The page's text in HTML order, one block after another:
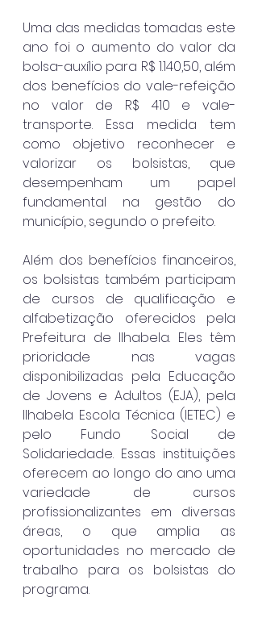
Uma das medidas tomadas este
ano foi o aumento do valor da
bolsa-auxílio para R$ 1.140,50, além
dos benefícios do vale-refeição
no valor de R$ 410 e vale-
transporte. Essa medida tem
como objetivo reconhecer e
valorizar os bolsistas, que
desempenham um papel
fundamental na gestão do
município, segundo o prefeito.
Além dos benefícios financeiros,
os bolsistas também participam
de cursos de qualificação e
alfabetização oferecidos pela
Prefeitura de Ilhabela. Eles têm
prioridade nas vagas
disponibilizadas pela Educação
de Jovens e Adultos (EJA), pela
Ilhabela Escola Técnica (IETEC) e
pelo Fundo Social de
Solidariedade. Essas instituições
oferecem ao longo do ano uma
variedade de cursos
profissionalizantes em diversas
áreas, o que amplia as
oportunidades no mercado de
trabalho para os bolsistas do
programa.